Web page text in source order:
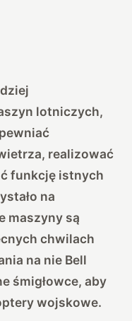
lotniczych,
realizować
funkcję istnych
na
maszyny są
chwilach
na nie Bell
śmigłowce, aby
wojskowe.